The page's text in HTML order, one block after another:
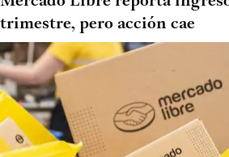
trimestre, pero acción cae